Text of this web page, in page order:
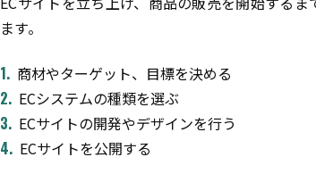
ます。
商材やターゲット、目標を決める
ECシステムの種類を選ぶ
ECサイトの開発やデザインを行う
ECサイトを公開する